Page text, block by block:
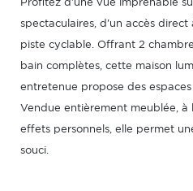
Profitez d'une vue imprenable
spectaculaires, d'un accès
piste cyclable. Offrant 2
bain complètes, cette maison
entretenue propose des
Vendue entièrement meublée,
effets personnels, elle permet
souci.